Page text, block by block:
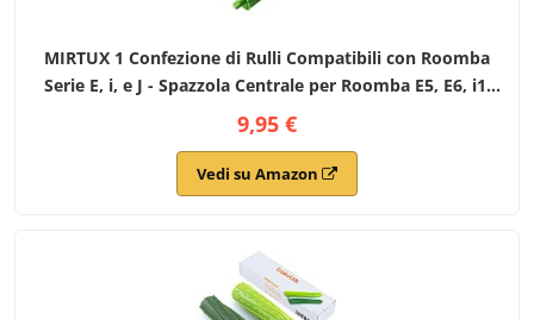
MIRTUX 1 Confezione di Rulli Compatibili con Roomba
Serie E, i, e J - Spazzola Centrale per Roomba E5, E6, i1,
i3, i3+, i7, e5154, e5158, j7 - Sostituzione per Roomba -
Accessori Rullo per Roomba
9,95 €
Vedi su Amazon